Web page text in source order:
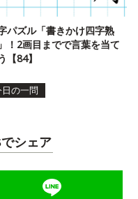
パズル「書きかけ四字熟
！2画目までで言葉を当て
【84】
日の一問
シェア